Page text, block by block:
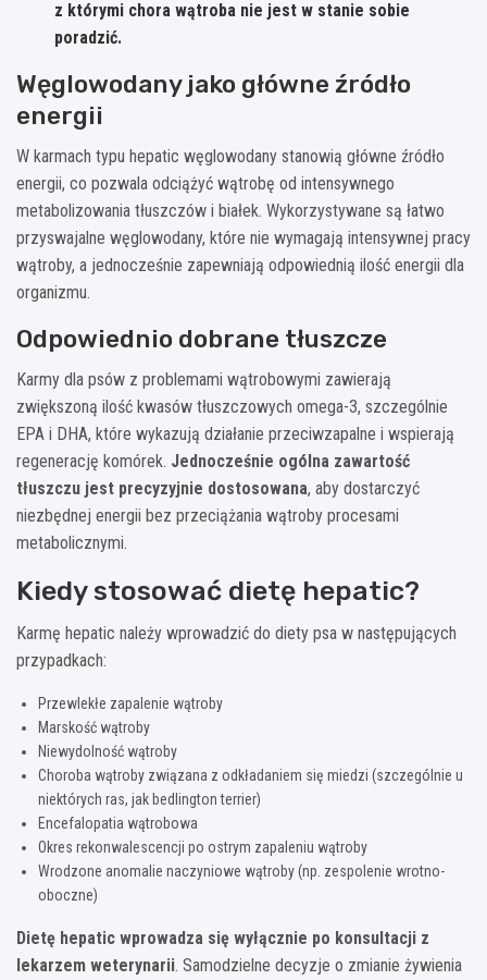
z którymi chora wątroba nie jest w stanie sobie
poradzić.
Węglowodany jako główne źródło
energii
W karmach typu hepatic węglowodany stanowią główne źródło
energii, co pozwala odciążyć wątrobę od intensywnego
metabolizowania tłuszczów i białek. Wykorzystywane są łatwo
przyswajalne węglowodany, które nie wymagają intensywnej pracy
wątroby, a jednocześnie zapewniają odpowiednią ilość energii dla
organizmu.
Odpowiednio dobrane tłuszcze
Karmy dla psów z problemami wątrobowymi zawierają
zwiększoną ilość kwasów tłuszczowych omega-3, szczególnie
EPA i DHA, które wykazują działanie przeciwzapalne i wspierają
regenerację komórek. Jednocześnie ogólna zawartość
tłuszczu jest precyzyjnie dostosowana, aby dostarczyć
niezbędnej energii bez przeciążania wątroby procesami
metabolicznymi.
Kiedy stosować dietę hepatic?
Karmę hepatic należy wprowadzić do diety psa w następujących
przypadkach:
Przewlekłe zapalenie wątroby
Marskość wątroby
Niewydolność wątroby
Choroba wątroby związana z odkładaniem się miedzi (szczególnie u
niektórych ras, jak bedlington terrier)
Encefalopatia wątrobowa
Okres rekonwalescencji po ostrym zapaleniu wątroby
Wrodzone anomalie naczyniowe wątroby (np. zespolenie wrotno-
oboczne)
Dietę hepatic wprowadza się wyłącznie po konsultacji z
lekarzem weterynarii. Samodzielne decyzje o zmianie żywienia